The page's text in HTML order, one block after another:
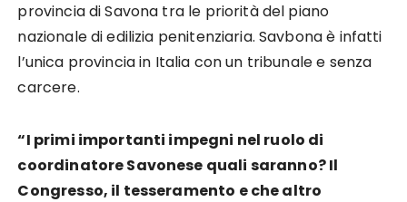
provincia di Savona tra le priorità del piano
nazionale di edilizia penitenziaria. Savbona è infatti
l’unica provincia in Italia con un tribunale e senza
carcere.
“I primi importanti impegni nel ruolo di
coordinatore Savonese quali saranno? Il
Congresso, il tesseramento e che altro